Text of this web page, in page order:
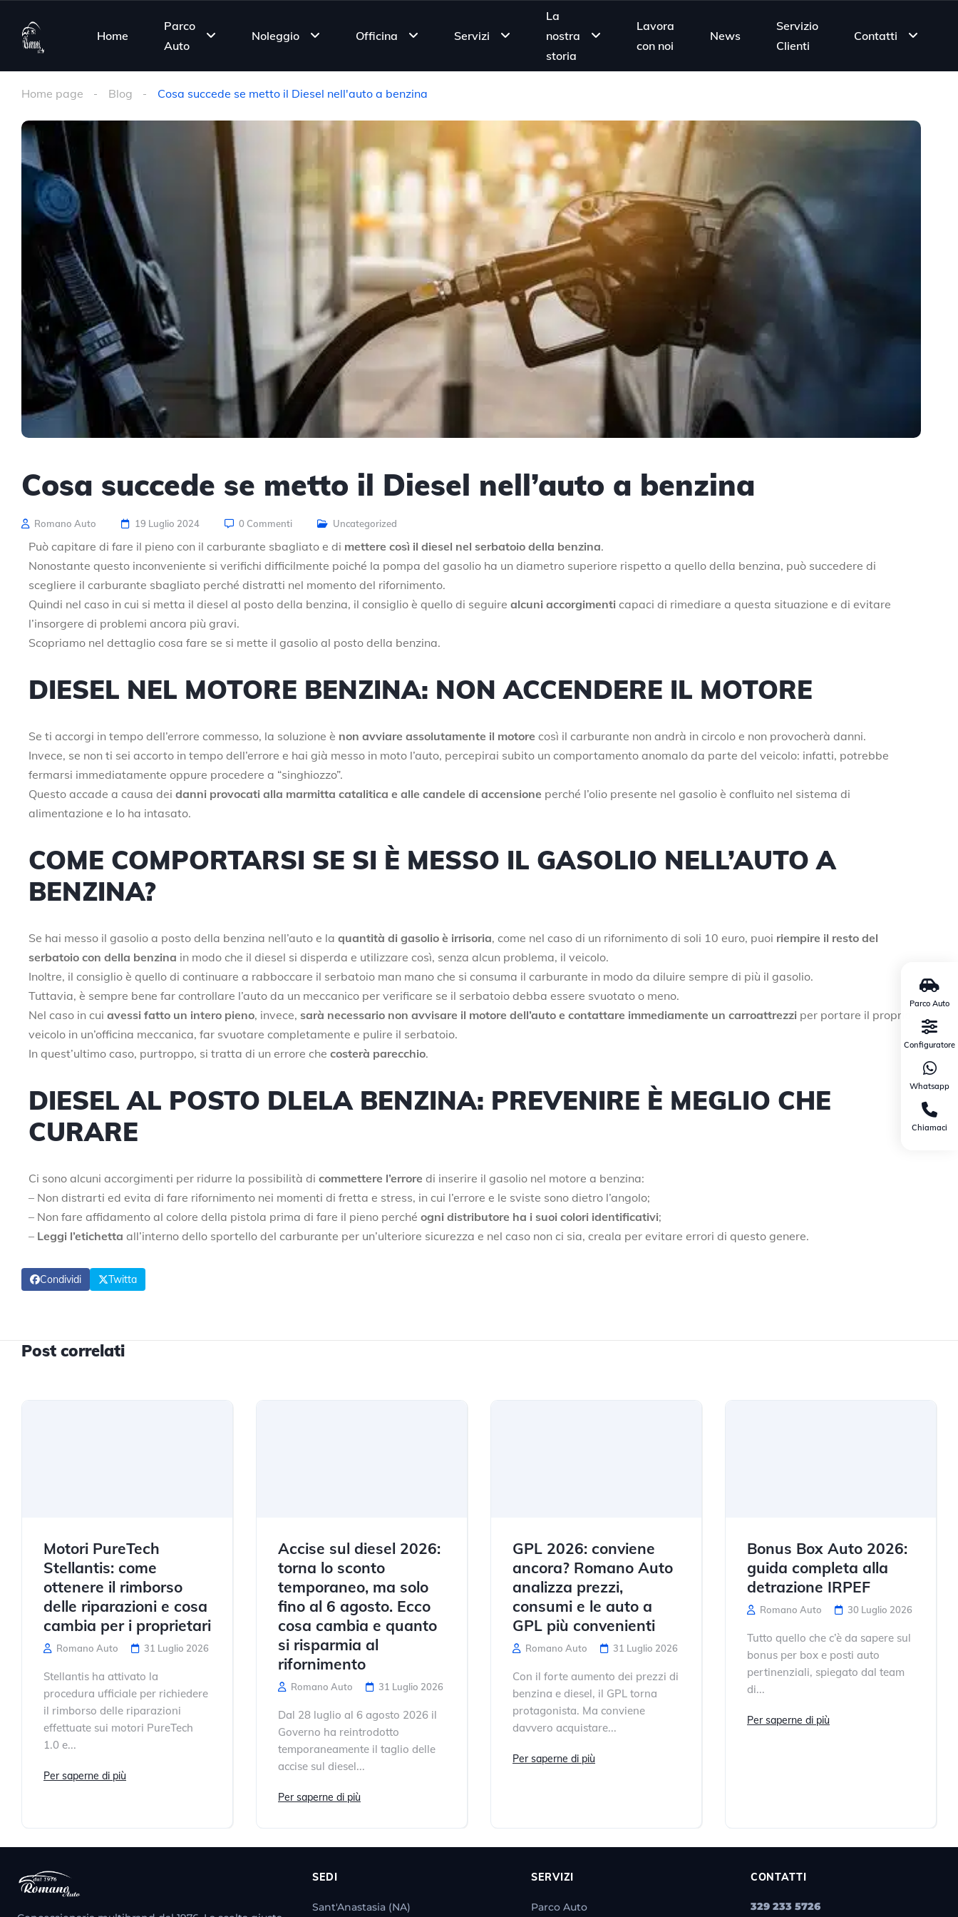
Home
Parco
Auto
Noleggio Officina Servizi
La
nostra
storia
Lavora
con noi
News
Servizio
Clienti
Contatti
Home page Blog Cosa succede se metto il Diesel nell'auto a benzina
Cosa succede se metto il Diesel nell’auto a benzina
Romano Auto 19 Luglio 2024 0 Commenti Uncategorized
Può capitare di fare il pieno con il carburante sbagliato e di mettere così il diesel nel serbatoio della benzina.
Nonostante questo inconveniente si verifichi difficilmente poiché la pompa del gasolio ha un diametro superiore rispetto a quello della benzina, può succedere di
scegliere il carburante sbagliato perché distratti nel momento del rifornimento.
Quindi nel caso in cui si metta il diesel al posto della benzina, il consiglio è quello di seguire alcuni accorgimenti capaci di rimediare a questa situazione e di evitare
l’insorgere di problemi ancora più gravi.
Scopriamo nel dettaglio cosa fare se si mette il gasolio al posto della benzina.
DIESEL NEL MOTORE BENZINA: NON ACCENDERE IL MOTORE
Se ti accorgi in tempo dell’errore commesso, la soluzione è non avviare assolutamente il motore così il carburante non andrà in circolo e non provocherà danni.
Invece, se non ti sei accorto in tempo dell’errore e hai già messo in moto l’auto, percepirai subito un comportamento anomalo da parte del veicolo: infatti, potrebbe
fermarsi immediatamente oppure procedere a “singhiozzo”.
Questo accade a causa dei danni provocati alla marmitta catalitica e alle candele di accensione perché l’olio presente nel gasolio è confluito nel sistema di
alimentazione e lo ha intasato.
COME COMPORTARSI SE SI È MESSO IL GASOLIO NELL’AUTO A
BENZINA?
Se hai messo il gasolio a posto della benzina nell’auto e la quantità di gasolio è irrisoria, come nel caso di un rifornimento di soli 10 euro, puoi riempire il resto del
serbatoio con della benzina in modo che il diesel si disperda e utilizzare così, senza alcun problema, il veicolo.
Inoltre, il consiglio è quello di continuare a rabboccare il serbatoio man mano che si consuma il carburante in modo da diluire sempre di più il gasolio.
Tuttavia, è sempre bene far controllare l’auto da un meccanico per verificare se il serbatoio debba essere svuotato o meno.
Nel caso in cui avessi fatto un intero pieno, invece, sarà necessario non avvisare il motore dell’auto e contattare immediamente un carroattrezzi per portare il proprio
veicolo in un’officina meccanica, far svuotare completamente e pulire il serbatoio.
In quest’ultimo caso, purtroppo, si tratta di un errore che costerà parecchio.
DIESEL AL POSTO DLELA BENZINA: PREVENIRE È MEGLIO CHE
CURARE
Ci sono alcuni accorgimenti per ridurre la possibilità di commettere l’errore di inserire il gasolio nel motore a benzina:
– Non distrarti ed evita di fare rifornimento nei momenti di fretta e stress, in cui l’errore e le sviste sono dietro l’angolo;
– Non fare affidamento al colore della pistola prima di fare il pieno perché ogni distributore ha i suoi colori identificativi;
– Leggi l’etichetta all’interno dello sportello del carburante per un’ulteriore sicurezza e nel caso non ci sia, creala per evitare errori di questo genere.
Condividi Twitta
Post correlati
Motori PureTech
Stellantis: come
ottenere il rimborso
delle riparazioni e cosa
cambia per i proprietari
Romano Auto 31 Luglio 2026
Stellantis ha attivato la
procedura ufficiale per richiedere
il rimborso delle riparazioni
effettuate sui motori PureTech
1.0 e...
Per saperne di più
Accise sul diesel 2026:
torna lo sconto
temporaneo, ma solo
fino al 6 agosto. Ecco
cosa cambia e quanto
si risparmia al
rifornimento
Romano Auto 31 Luglio 2026
Dal 28 luglio al 6 agosto 2026 il
Governo ha reintrodotto
temporaneamente il taglio delle
accise sul diesel...
Per saperne di più
GPL 2026: conviene
ancora? Romano Auto
analizza prezzi,
consumi e le auto a
GPL più convenienti
Romano Auto 31 Luglio 2026
Con il forte aumento dei prezzi di
benzina e diesel, il GPL torna
protagonista. Ma conviene
davvero acquistare...
Per saperne di più
Bonus Box Auto 2026:
guida completa alla
detrazione IRPEF
Romano Auto 30 Luglio 2026
Tutto quello che c’è da sapere sul
bonus per box e posti auto
pertinenziali, spiegato dal team
di...
Per saperne di più
SEDI
Sant'Anastasia (NA)
SERVIZI
Parco Auto
CONTATTI
329 233 5726
Parco Auto
Configuratore
Whatsapp
Chiamaci